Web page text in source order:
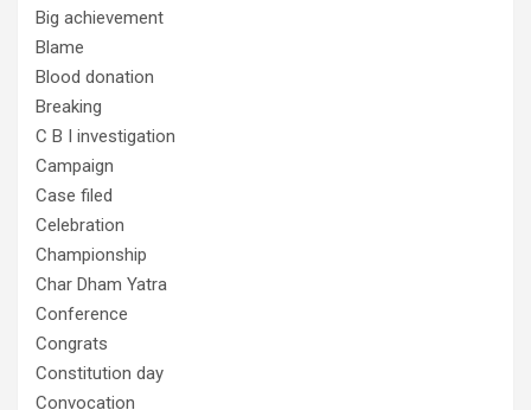
Big achievement
Blame
Blood donation
Breaking
C B I investigation
Campaign
Case filed
Celebration
Championship
Char Dham Yatra
Conference
Congrats
Constitution day
Convocation